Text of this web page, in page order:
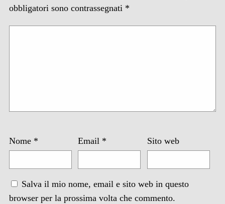
obbligatori sono contrassegnati *
Nome * Email * Sito web
Salva il mio nome, email e sito web in questo
browser per la prossima volta che commento.